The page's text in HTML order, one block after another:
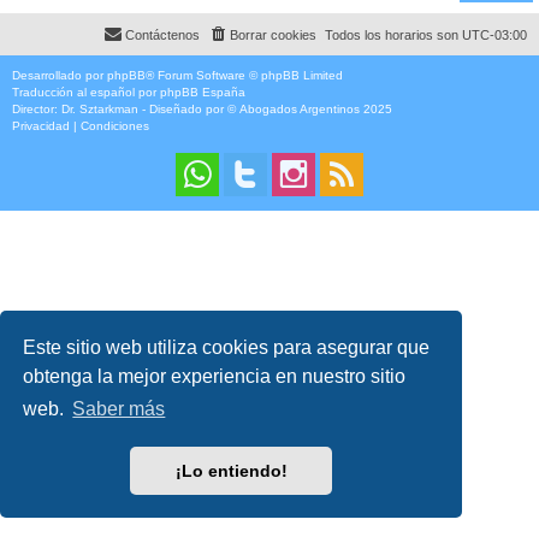
Este sitio web utiliza cookies para asegurar que
obtenga la mejor experiencia en nuestro sitio
web. Saber más
¡Lo entiendo!
Todos los horarios son UTC-03:00
Borrar cookies
Contáctenos
Desarrollado por phpBB® Forum Software © phpBB Limited
Traducción al español por phpBB España
Director: Dr. Sztarkman - Diseñado por ©Abogados Argentinos 2025
Privacidad | Condiciones